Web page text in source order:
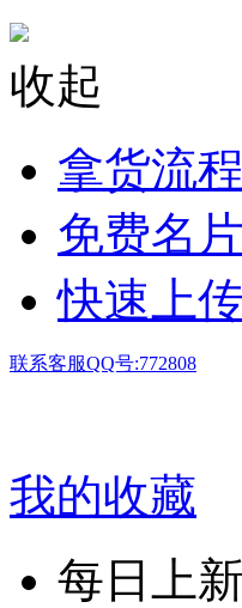
收起
拿货流程
免费名
快速上
联系客服QQ号:772808
我的收藏
每日上新